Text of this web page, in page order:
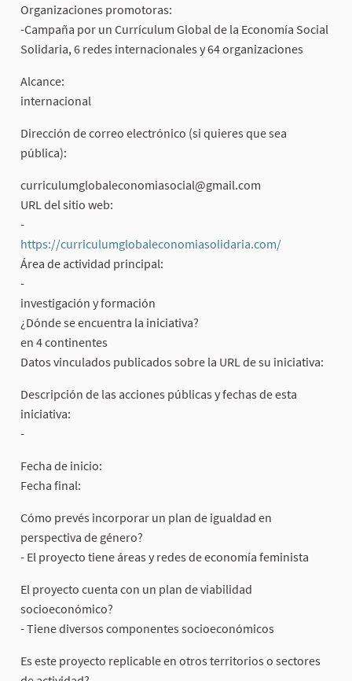
Organizaciones promotoras:
-Campaña por un Currículum Global de la Economía Social
Solidaria, 6 redes internacionales y 64 organizaciones
Alcance:
internacional
Dirección de correo electrónico (si quieres que sea
pública):
curriculumglobaleconomiasocial@gmail.com
URL del sitio web:
-
https://curriculumglobaleconomiasolidaria.com/
Área de actividad principal:
-
investigación y formación
¿Dónde se encuentra la iniciativa?
en 4 continentes
Datos vinculados publicados sobre la URL de su iniciativa:
Descripción de las acciones públicas y fechas de esta
iniciativa:
-
Fecha de inicio:
Fecha final:
Cómo prevés incorporar un plan de igualdad en
perspectiva de género?
- El proyecto tiene áreas y redes de economía feminista
El proyecto cuenta con un plan de viabilidad
socioeconómico?
- Tiene diversos componentes socioeconómicos
Es este proyecto replicable en otros territorios o sectores